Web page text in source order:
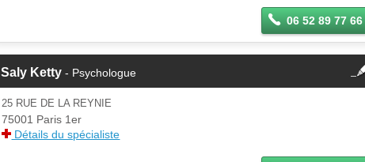
06 52 89 77 66
Saly Ketty - Psychologue fermer
Cette fiche est la propriété
d'un membre.
Si vous êtes ce membre, mettez à
jour ces informations sur votre
25 RUE DE LA REYNIE
75001 Paris 1er
Détails du spécialiste